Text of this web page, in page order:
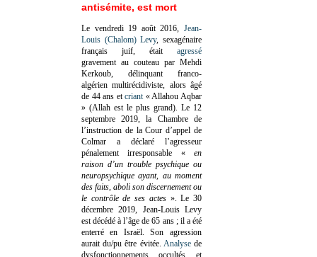
antisémite, est mort
Le vendredi 19 août 2016, Jean-
Louis (Chalom) Levy, sexagénaire
français juif, était agressé
gravement au couteau par Mehdi
Kerkoub, délinquant franco-
algérien multirécidiviste, alors âgé
de 44 ans etcriant « Allahou Aqbar
» (Allah est le plus grand). Le 12
septembre 2019, la Chambre de
l’instruction de la Cour d’appel de
Colmar a déclaré l’agresseur
pénalement irresponsable «en
raison d’un trouble psychique ou
neuropsychique ayant, au moment
des faits, aboli son discernement ou
le contrôle de ses actes». Le 30
décembre 2019, Jean-Louis Levy
est décédé à l’âge de 65 ans ; il a été
enterré en Israël. Son agression
aurait du/pu être évitée. Analysede
dysfonctionnements occultés et